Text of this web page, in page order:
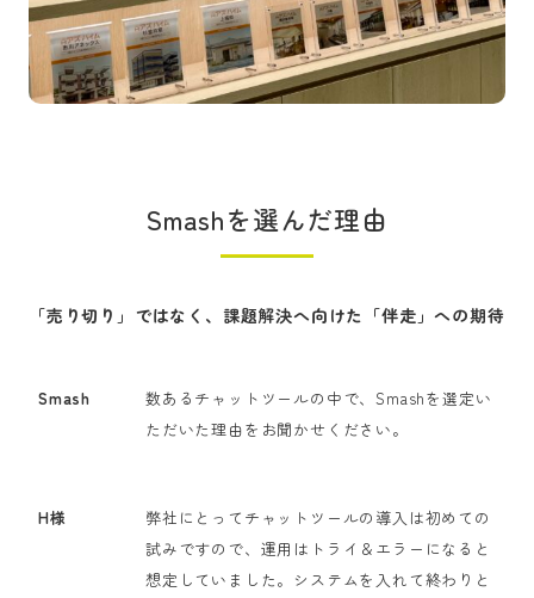
Smashを選んだ理由
「売り切り」ではなく、課題解決へ向けた「伴走」への期待
Smash
数あるチャットツールの中で、Smashを選定い
ただいた理由をお聞かせください。
H様
弊社にとってチャットツールの導入は初めての
試みですので、運用はトライ＆エラーになると
想定していました。システムを入れて終わりと